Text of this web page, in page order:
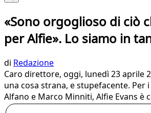
«Sono orgoglioso di ciò
per Alfie». Lo siamo in
di Redazione
Caro direttore, oggi, lunedì 23 aprile
una cosa strana, e stupefacente. Per
Alfano e Marco Minniti, Alfie Evans è